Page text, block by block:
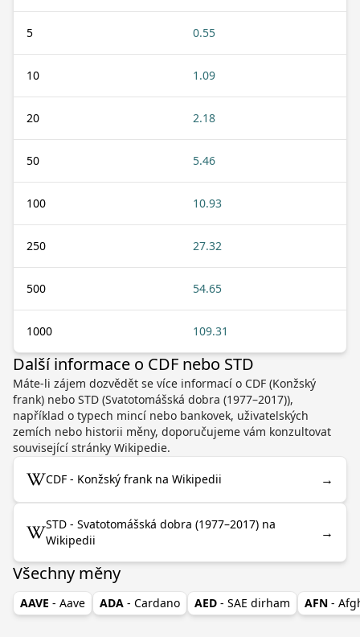
5 0.55
10 1.09
20 2.18
50 5.46
100 10.93
250 27.32
500 54.65
1000 109.31
Další informace o CDF nebo STD
Máte-li zájem dozvědět se více informací o CDF (Konžský
frank) nebo STD (Svatotomášská dobra (1977–2017)),
například o typech mincí nebo bankovek, uživatelských
zemích nebo historii měny, doporučujeme vám konzultovat
související stránky Wikipedie.
CDF - Konžský frank na Wikipedii →
STD - Svatotomášská dobra (1977–2017) na
Wikipedii
→
Všechny měny
AAVE - Aave ADA - Cardano AED - SAE dirham AFN -